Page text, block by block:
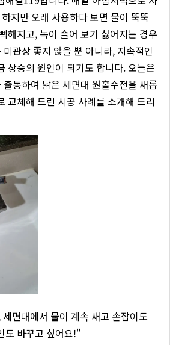
지만 오래 사용하다 보면 물이 뚝뚝
해지고, 녹이 슬어 보기 싫어지는 경우
관상 좋지 않을 뿐 아니라, 지속적인
상승의 원인이 되기도 합니다. 오늘은
동하여 낡은 세면대 원홀수전을 새롭
교체해 드린 시공 사례를 소개해 드리
면대에서 물이 계속 새고 손잡이도
도 바꾸고 싶어요!"